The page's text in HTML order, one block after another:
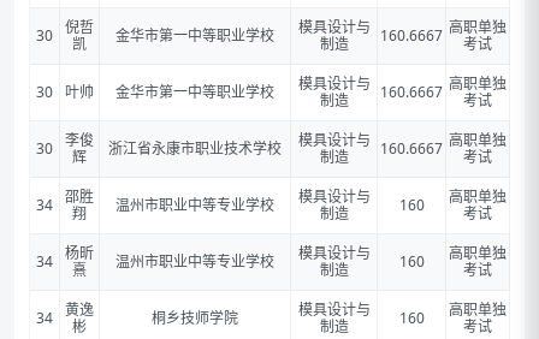
30 倪哲
凯
金华市第一中等职业学校
模具设计与
制造
160.6667 高职单独
考试
30 叶帅 金华市第一中等职业学校
模具设计与
制造
160.6667 高职单独
考试
30 李俊
辉
浙江省永康市职业技术学校
模具设计与
制造
160.6667 高职单独
考试
34 邵胜
翔
温州市职业中等专业学校
模具设计与
制造
160
高职单独
考试
34 杨昕
熹
温州市职业中等专业学校
模具设计与
制造
160
高职单独
考试
34 黄逸
彬
桐乡技师学院
模具设计与
制造
160
高职单独
考试